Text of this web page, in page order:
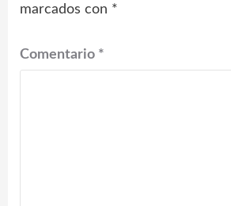
marcados con *
Comentario *